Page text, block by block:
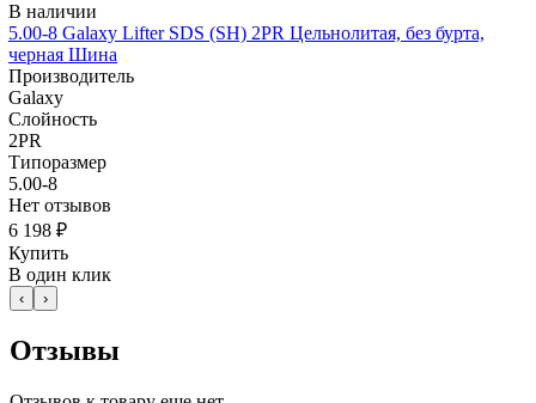
В наличии
5.00-8 Galaxy Lifter SDS (SH) 2PR Цельнолитая, без бурта,
черная Шина
Производитель
Galaxy
Слойность
2PR
Типоразмер
5.00-8
Нет отзывов
6 198 ₽
Купить
В один клик
‹ ›
Отзывы